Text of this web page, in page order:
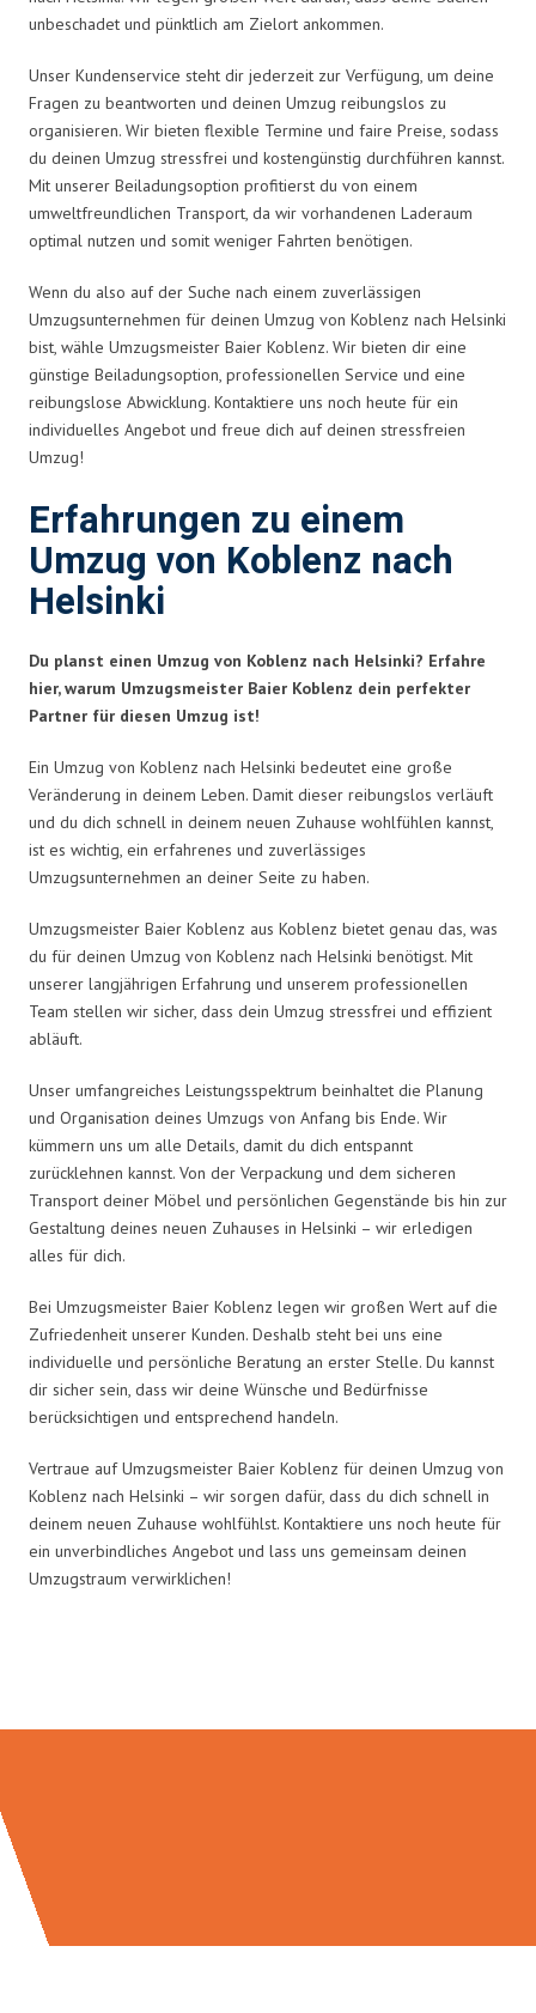
unbeschadet und pünktlich am Zielort ankommen.
Unser Kundenservice steht dir jederzeit zur Verfügung, um deine
Fragen zu beantworten und deinen Umzug reibungslos zu
organisieren. Wir bieten flexible Termine und faire Preise, sodass
du deinen Umzug stressfrei und kostengünstig durchführen kannst.
Mit unserer Beiladungsoption profitierst du von einem
umweltfreundlichen Transport, da wir vorhandenen Laderaum
optimal nutzen und somit weniger Fahrten benötigen.
Wenn du also auf der Suche nach einem zuverlässigen
Umzugsunternehmen für deinen Umzug von Koblenz nach Helsinki
bist, wähle Umzugsmeister Baier Koblenz. Wir bieten dir eine
günstige Beiladungsoption, professionellen Service und eine
reibungslose Abwicklung. Kontaktiere uns noch heute für ein
individuelles Angebot und freue dich auf deinen stressfreien
Umzug!
Erfahrungen zu einem
Umzug von Koblenz nach
Helsinki
Du planst einen Umzug von Koblenz nach Helsinki? Erfahre
hier, warum Umzugsmeister Baier Koblenz dein perfekter
Partner für diesen Umzug ist!
Ein Umzug von Koblenz nach Helsinki bedeutet eine große
Veränderung in deinem Leben. Damit dieser reibungslos verläuft
und du dich schnell in deinem neuen Zuhause wohlfühlen kannst,
ist es wichtig, ein erfahrenes und zuverlässiges
Umzugsunternehmen an deiner Seite zu haben.
Umzugsmeister Baier Koblenz aus Koblenz bietet genau das, was
du für deinen Umzug von Koblenz nach Helsinki benötigst. Mit
unserer langjährigen Erfahrung und unserem professionellen
Team stellen wir sicher, dass dein Umzug stressfrei und effizient
abläuft.
Unser umfangreiches Leistungsspektrum beinhaltet die Planung
und Organisation deines Umzugs von Anfang bis Ende. Wir
kümmern uns um alle Details, damit du dich entspannt
zurücklehnen kannst. Von der Verpackung und dem sicheren
Transport deiner Möbel und persönlichen Gegenstände bis hin zur
Gestaltung deines neuen Zuhauses in Helsinki – wir erledigen
alles für dich.
Bei Umzugsmeister Baier Koblenz legen wir großen Wert auf die
Zufriedenheit unserer Kunden. Deshalb steht bei uns eine
individuelle und persönliche Beratung an erster Stelle. Du kannst
dir sicher sein, dass wir deine Wünsche und Bedürfnisse
berücksichtigen und entsprechend handeln.
Vertraue auf Umzugsmeister Baier Koblenz für deinen Umzug von
Koblenz nach Helsinki – wir sorgen dafür, dass du dich schnell in
deinem neuen Zuhause wohlfühlst. Kontaktiere uns noch heute für
ein unverbindliches Angebot und lass uns gemeinsam deinen
Umzugstraum verwirklichen!